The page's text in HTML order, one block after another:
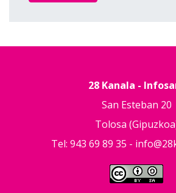
28 Kanala -
San Esteban 20
Tolosa
Tel: 943 69 89 35 -